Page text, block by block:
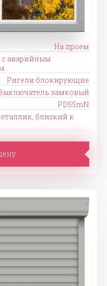
На проем
аварийным
Ригели блокирующие
замковый
PD55mN
близкий к